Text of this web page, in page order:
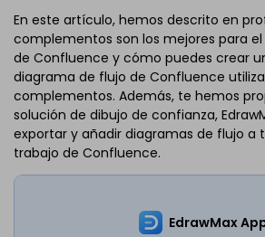
En este artículo, hemos descrito en
complementos son los mejores para
de Confluence y cómo puedes crear
diagrama de flujo de Confluence
complementos. Además, te hemos
solución de dibujo de confianza,
exportar y añadir diagramas de flujo a
trabajo de Confluence.
EdrawMax